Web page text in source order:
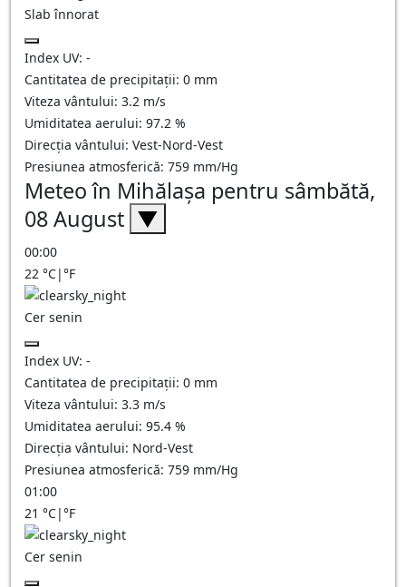
Slab înnorat
Index UV: -
Cantitatea de precipitații: 0 mm
Viteza vântului: 3.2 m/s
Umiditatea aerului: 97.2 %
Direcția vântului: Vest-Nord-Vest
Presiunea atmosferică: 759 mm/Hg
Meteo în Mihălaşa pentru sâmbătă,
08 August ▼
00:00
22 °C|°F
Cer senin
Index UV: -
Cantitatea de precipitații: 0 mm
Viteza vântului: 3.3 m/s
Umiditatea aerului: 95.4 %
Direcția vântului: Nord-Vest
Presiunea atmosferică: 759 mm/Hg
01:00
21 °C|°F
Cer senin